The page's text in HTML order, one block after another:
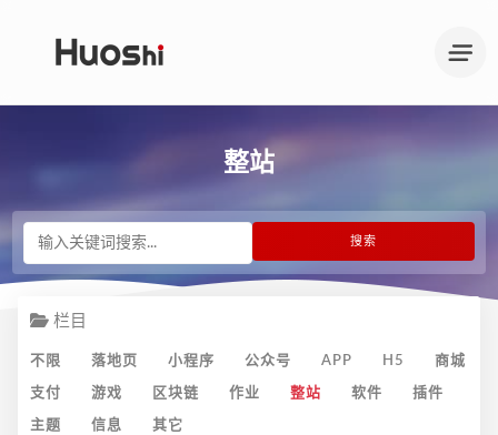
整站
栏目
不限 落地页 小程序 公众号 APP H5 商城
支付 游戏 区块链 作业 整站 软件 插件
主题 信息 其它